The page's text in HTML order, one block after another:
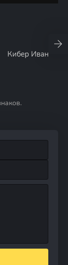
Кибер Иван